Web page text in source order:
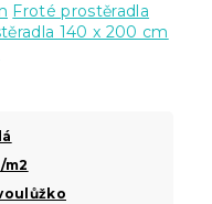
Froté prostěradla
140 x 200 cm
m2